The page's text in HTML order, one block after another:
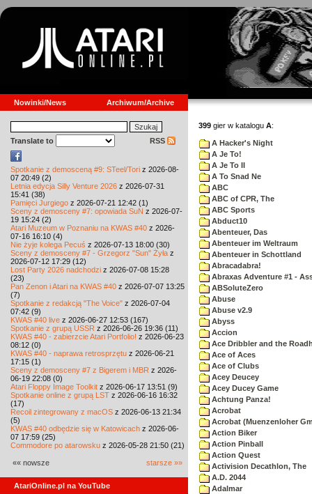
Nowinki/News Archiwum/Archive
Translate to RSS
Spotkanie z demosceną #9: STeel/Tori z 2026-08-
07 20:49 (2)
Letnia edycja Silly Venture 2026 z 2026-07-31
15:41 (38)
Pamięci Jurgiego z 2026-07-21 12:42 (1)
Sceny z demosceny #7: opowiada SuN z 2026-07-
19 15:24 (2)
Atari Muzeum w Poznaniu na KWAS #40 z 2026-
07-16 16:10 (4)
Nie żyje kolega Pecuś z 2026-07-13 18:00 (30)
Sceny z demosceny #7 - Grzegorz "Sun" Żyła z
2026-07-12 17:29 (12)
Lost Party 2026 nadchodzi z 2026-07-08 15:28
(23)
Pan Zenon i Atari na KWAS #40 z 2026-07-07 13:25
(7)
Spotkanie z redakcją "The Voice" z 2026-07-04
07:42 (9)
KWAS #40 live z 2026-06-27 12:53 (167)
Spotkanie z grupą USSR z 2026-06-26 19:36 (11)
KWAS #40 - zabierzcie Atari Portfolio! z 2026-06-23
08:12 (0)
KWAS #40 - naprawa retrosprzętu z 2026-06-21
17:15 (1)
Sceny z demosceny #7 z Bigerem i MBR z 2026-
06-19 22:08 (0)
Atari Floppy Image Toolkit z 2026-06-17 13:51 (9)
Spotkanie online z grupą LST z 2026-06-16 16:32
(17)
Recoil zintegrowany z macOS z 2026-06-13 21:34
(5)
KWAS #40 odbędzie się w Katowicach z 2026-06-
07 17:59 (25)
Commodore po atarowsku z 2026-05-28 21:50 (21)
«« nowsze starsze »»
AtariOnline.pl na YouTube
399 gier w katalogu A:
A Hacker's Night
A Je To!
A Je To II
A To Snad Ne
ABC
ABC of CPR, The
ABC Sports
Abduct10
Abenteuer, Das
Abenteuer im Weltraum
Abenteuer in Schottland
Abracadabra!
Abraxas Adventure #1 -
ABSoluteZero
Abuse
Abuse v2.9
Abyss
Accion
Ace Dribbler and the
Ace of Aces
Ace of Clubs
Acey Deucey
Acey Ducey Game
Achtung Panza!
Acrobat
Acrobat (Muenzenloher
Action Biker
Action Pinball
Action Quest
Activision Decathlon, The
A.D. 2044
Adalmar